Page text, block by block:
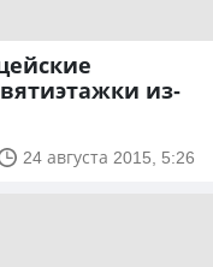
из-
24 августа 2015, 5:26